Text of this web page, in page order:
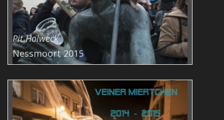
Pit Holweck
Nessmoort 2015